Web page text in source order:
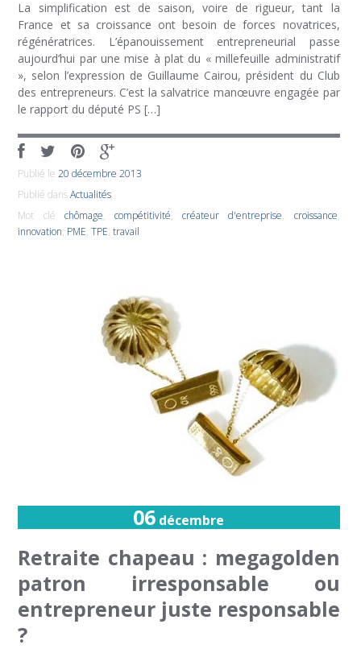
La simplification est de saison, voire de rigueur, tant la
France et sa croissance ont besoin de forces novatrices,
régénératrices. L’épanouissement entrepreneurial passe
aujourd’hui par une mise à plat du « millefeuille administratif
», selon l’expression de Guillaume Cairou, président du Club
des entrepreneurs. C’est la salvatrice manœuvre engagée par
le rapport du député PS […]
Publié le20 décembre 2013
Publié dansActualités
Mot clé chômage, compétitivité,créateur d'entreprise, croissance,
innovation, PME,TPE,travail
06 décembre
Retraite chapeau : megagolden
patron irresponsable ou
entrepreneur juste responsable
?